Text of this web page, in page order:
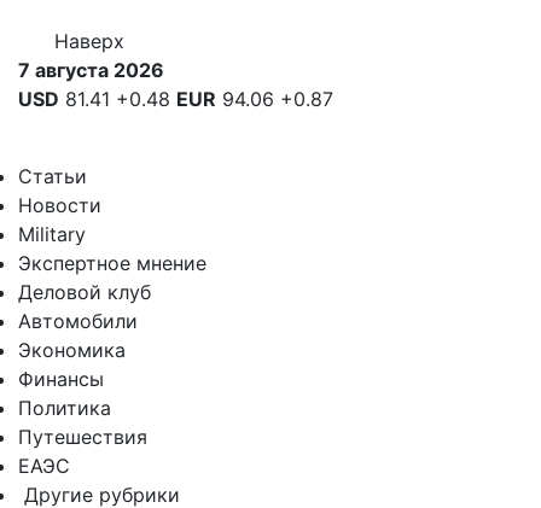
Наверх
7 августа 2026
USD 81.41 +0.48 EUR 94.06 +0.87
Статьи
Новости
Military
Экспертное мнение
Деловой клуб
Автомобили
Экономика
Финансы
Политика
Путешествия
ЕАЭС
Другие рубрики